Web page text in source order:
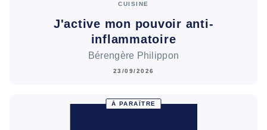
CUISINE
J'active mon pouvoir anti-
inflammatoire
Bérengère Philippon
23/09/2026
À PARAÎTRE